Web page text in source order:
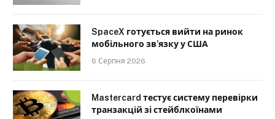
SpaceX готується вийти на ринок
мобільного зв’язку у США
6 Серпня 2026
Mastercard тестує систему перевірки
транзакцій зі стейблкоїнами